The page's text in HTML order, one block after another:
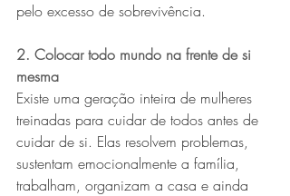
pelo excesso de sobrevivência.
2. Colocar todo mundo na frente de si
mesma
Existe uma geração inteira de mulheres
treinadas para cuidar de todos antes de
cuidar de si. Elas resolvem problemas,
sustentam emocionalmente a família,
trabalham, organizam a casa e ainda